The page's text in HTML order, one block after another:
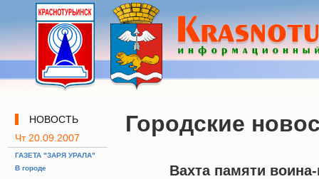
НОВОСТЬ
Чт 20.09.2007
ГАЗЕТА "ЗАРЯ УРАЛА"
В городе
Городские
Вахта памяти